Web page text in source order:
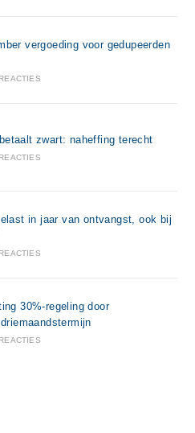
vergoeding voor gedupeerden
zwart: naheffing terecht
in jaar van ontvangst, ook bij
30%-regeling door